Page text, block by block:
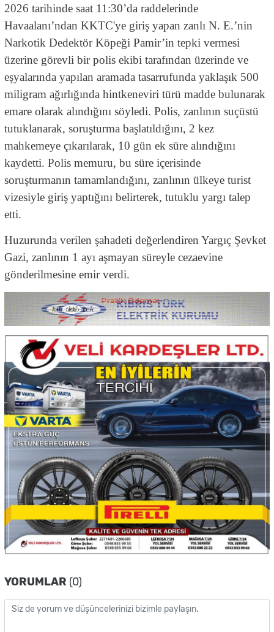
2026 tarihinde saat 11:30’da raddelerinde
Havaalanı’ndan KKTC'ye giriş yapan zanlı N. E.’nin
Narkotik Dedektör Köpeği Pamir’in tepki vermesi
üzerine görevli bir polis ekibi tarafından üzerinde ve
eşyalarında yapılan aramada tasarrufunda yaklaşık 500
miligram ağırlığında hintkeneviri türü madde bulunarak
emare olarak alındığını söyledi. Polis, zanlının suçüstü
tutuklanarak, soruşturma başlatıldığını, 2 kez
mahkemeye çıkarılarak, 10 gün ek süre alındığını
kaydetti. Polis memuru, bu süre içerisinde
soruşturmanın tamamlandığını, zanlının ülkeye turist
vizesiyle giriş yaptığını belirterek, tutuklu yargı talep
etti.
Huzurunda verilen şahadeti değerlendiren Yargıç Şevket
Gazi, zanlının 1 ayı aşmayan süreyle cezaevine
gönderilmesine emir verdi.
YORUMLAR (0)